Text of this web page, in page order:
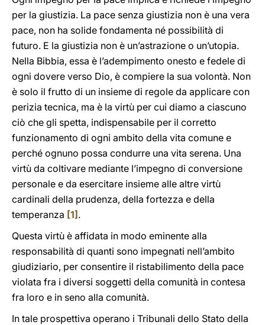
per la giustizia. La pace senza giustizia non è una vera
pace, non ha solide fondamenta né possibilità di
futuro. E la giustizia non è un’astrazione o un’utopia.
Nella Bibbia, essa è l’adempimento onesto e fedele di
ogni dovere verso Dio, è compiere la sua volontà. Non
è solo il frutto di un insieme di regole da applicare con
perizia tecnica, ma è la virtù per cui diamo a ciascuno
ciò che gli spetta, indispensabile per il corretto
funzionamento di ogni ambito della vita comune e
perché ognuno possa condurre una vita serena. Una
virtù da coltivare mediante l’impegno di conversione
personale e da esercitare insieme alle altre virtù
cardinali della prudenza, della fortezza e della
temperanza [1] .
Questa virtù è affidata in modo eminente alla
responsabilità di quanti sono impegnati nell’ambito
giudiziario, per consentire il ristabilimento della pace
violata fra i diversi soggetti della comunità in contesa
fra loro e in seno alla comunità.
In tale prospettiva operano i Tribunali dello Stato della